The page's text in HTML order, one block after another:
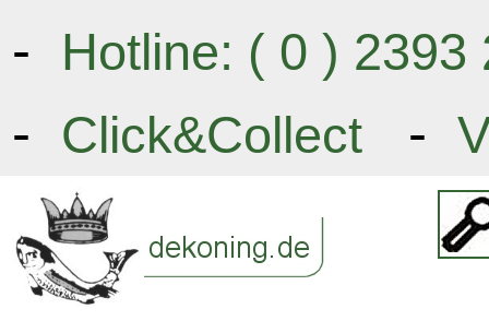
- Hotline: ( 0 )
- Click&Collect -